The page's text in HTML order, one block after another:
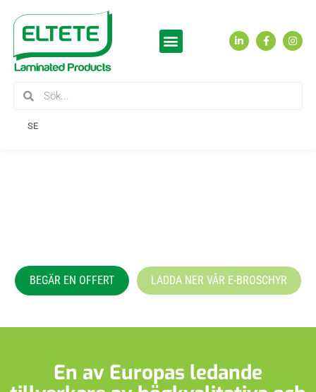
SE
BEGÄR EN OFFERT LADDA NER VÅR E-BROSCHYR
En av Europas ledande